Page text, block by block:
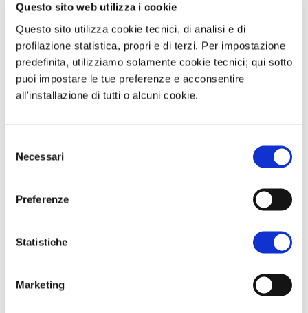
Questo sito web utilizza i cookie
Questo sito utilizza cookie tecnici, di analisi e di
profilazione statistica, propri e di terzi. Per impostazione
predefinita, utilizziamo solamente cookie tecnici; qui sotto
puoi impostare le tue preferenze e acconsentire
all'installazione di tutti o alcuni cookie.
delNecessari
Preferenze
Statistiche
Marketing
and early August and heavily
dependent on geopolitical
developments.
ITALIA: Sistema bilanciato: il calo delle
riduzione del carico gas-to-power, e
L’aumento della capacità di
ore di ridurre ulteriormente il peso sui
vento forte e maltempo nell’alto
Adriatico stanno limitando la capacità